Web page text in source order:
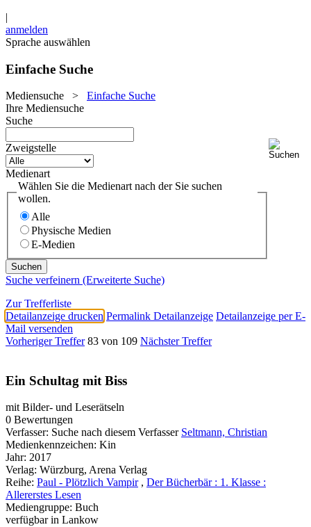
|
anmelden
Sprache auswählen
Einfache Suche
Mediensuche > Einfache Suche
Ihre Mediensuche
Suche
Zweigstelle
Medienart
Wählen Sie die Medienart nach der Sie suchen
wollen.
Alle
Physische Medien
E-Medien
Suche verfeinern (Erweiterte Suche)
Zur Trefferliste
Detailanzeige drucken Permalink Detailanzeige Detailanzeige per E-
Mail versenden
Vorheriger Treffer 83 von 109 Nächster Treffer
Ein Schultag mit Biss
mit Bilder- und Leserätseln
0 Bewertungen
Verfasser: Suche nach diesem Verfasser Seltmann, Christian
Medienkennzeichen: Kin
Jahr: 2017
Verlag: Würzburg, Arena Verlag
Reihe: Paul - Plötzlich Vampir , Der Bücherbär : 1. Klasse :
Allererstes Lesen
Mediengruppe: Buch
verfügbar in Lankow